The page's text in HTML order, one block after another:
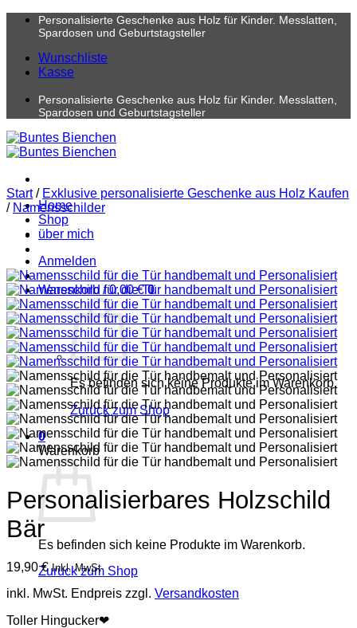
Zum
Personalisierte Geschenke aus Holz für Kinder. Messlatten,
Spardosen und Geburtstagsteller
Wunschliste
Kasse
Personalisierte Geschenke aus Holz für Kinder. Messlatten,
Spardosen und Geburtstagsteller
Home
Shop
über mich
Anmelden
Warenkorb /0,00€ 0
Es befinden sich keine Produkte im Warenkorb.
Zurück zum Shop
0
Warenkorb
Es befinden sich keine Produkte im Warenkorb.
Zurück zum Shop
Start / Exklusive personalisierte Geschenke aus Holz Kaufen
/ Namensschilder
Personalisierbares Holzschild
Bär
19,90€ Inkl. MwSt
inkl. MwSt. Endpreis zzgl. Versandkosten
Toller Hingucker❤